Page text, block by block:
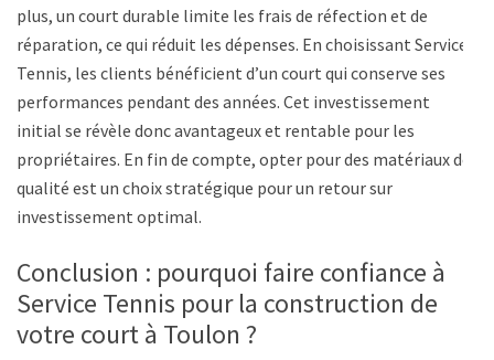
plus, un court durable limite les frais de réfection et de
réparation, ce qui réduit les dépenses. En choisissant Service
Tennis, les clients bénéficient d’un court qui conserve ses
performances pendant des années. Cet investissement
initial se révèle donc avantageux et rentable pour les
propriétaires. En fin de compte, opter pour des matériaux de
qualité est un choix stratégique pour un retour sur
investissement optimal.
Conclusion : pourquoi faire confiance à
Service Tennis pour la construction de
votre court à Toulon ?